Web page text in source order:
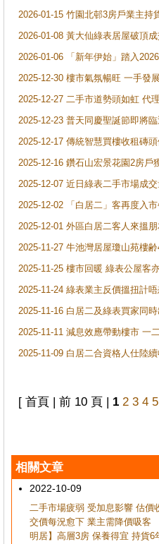
2026-01-15 竹園北邨3房戶業主持
2026-01-08 黃大仙綠表居屋破頂
2026-01-06 「新年伊始」踏入
2025-12-30 樓市氣氛暢旺 一手發
2025-12-27 二手市道勢頭如虹 代
2025-12-23 普天同慶聖誕節即將
2025-12-17 傳統智慧買樓收租磚
2025-12-16 鑽石山宏景花園2房戶
2025-12-07 近日綠表二手市場成
2025-12-02 「白居二」客再度入
2025-12-01 外區白居二客人來搵
2025-11-27 牛池灣居屋瓊山苑樓
2025-11-25 樓市回暖 綠表公屋客
2025-11-24 綠表業主反價搵扭計
2025-11-16 白居二及綠表買家同
2025-11-11 減息效應帶動樓市 一
2025-11-09 白居二合資格人仕陸
[ 首頁 | 前 10 頁 | 1 2 3 4 5
相關文章
2022-10-09
二手市場疲弱 受加息影響 估價
交價每況愈下 業主需降價吸客
明居】高層3房 保養得宜 持貨6